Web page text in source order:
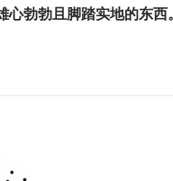
勃勃且脚踏实地的东西